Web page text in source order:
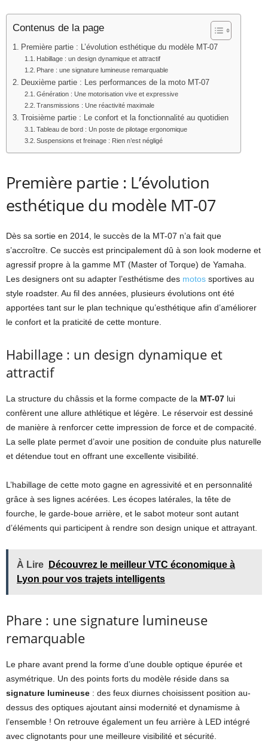
Contenus de la page
Première partie : L’évolution esthétique du modèle MT-07
Habillage : un design dynamique et attractif
Phare : une signature lumineuse remarquable
Deuxième partie : Les performances de la moto MT-07
Génération : Une motorisation vive et expressive
Transmissions : Une réactivité maximale
Troisième partie : Le confort et la fonctionnalité au quotidien
Tableau de bord : Un poste de pilotage ergonomique
Suspensions et freinage : Rien n’est négligé
Première partie : L’évolution
esthétique du modèle MT-07
Dès sa sortie en 2014, le succès de la MT-07 n’a fait que
s’accroître. Ce succès est principalement dû à son look moderne et
agressif propre à la gamme MT (Master of Torque) de Yamaha.
Les designers ont su adapter l’esthétisme des motos sportives au
style roadster. Au fil des années, plusieurs évolutions ont été
apportées tant sur le plan technique qu’esthétique afin d’améliorer
le confort et la praticité de cette monture.
Habillage : un design dynamique et
attractif
La structure du châssis et la forme compacte de la MT-07 lui
confèrent une allure athlétique et légère. Le réservoir est dessiné
de manière à renforcer cette impression de force et de compacité.
La selle plate permet d’avoir une position de conduite plus naturelle
et détendue tout en offrant une excellente visibilité.
L’habillage de cette moto gagne en agressivité et en personnalité
grâce à ses lignes acérées. Les écopes latérales, la tête de
fourche, le garde-boue arrière, et le sabot moteur sont autant
d’éléments qui participent à rendre son design unique et attrayant.
À Lire
Découvrez le meilleur VTC économique à
Lyon pour vos trajets intelligents
Phare : une signature lumineuse
remarquable
Le phare avant prend la forme d’une double optique épurée et
asymétrique. Un des points forts du modèle réside dans sa
signature lumineuse : des feux diurnes choisissent position au-
dessus des optiques ajoutant ainsi modernité et dynamisme à
l’ensemble ! On retrouve également un feu arrière à LED intégré
avec clignotants pour une meilleure visibilité et sécurité.